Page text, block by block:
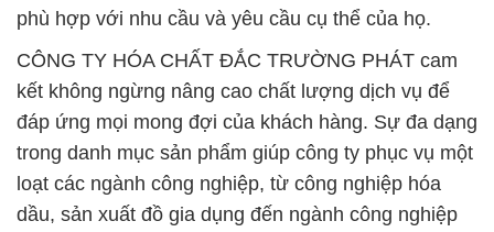
phù hợp với nhu cầu và yêu cầu cụ thể của họ.
CÔNG TY HÓA CHẤT ĐẮC TRƯỜNG PHÁT cam
kết không ngừng nâng cao chất lượng dịch vụ để
đáp ứng mọi mong đợi của khách hàng. Sự đa dạng
trong danh mục sản phẩm giúp công ty phục vụ một
loạt các ngành công nghiệp, từ công nghiệp hóa
dầu, sản xuất đồ gia dụng đến ngành công nghiệp